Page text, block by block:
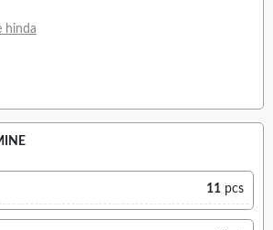
hinda
11 pcs